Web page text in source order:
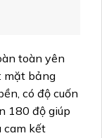
toàn yên
mặt bảng
có độ cuốn
180 độ giúp
cam kết